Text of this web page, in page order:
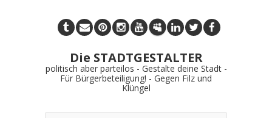
Die STADTGESTALTER
politisch aber parteilos - Gestalte deine Stadt -
Für Bürgerbeteiligung! - Gegen Filz und
Klüngel